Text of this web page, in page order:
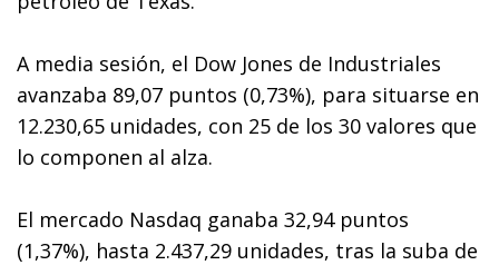
A media sesión, el Dow Jones de Industriales
avanzaba 89,07 puntos (0,73%), para situarse en
12.230,65 unidades, con 25 de los 30 valores que
lo componen al alza.
El mercado Nasdaq ganaba 32,94 puntos
(1,37%), hasta 2.437,29 unidades, tras la suba de